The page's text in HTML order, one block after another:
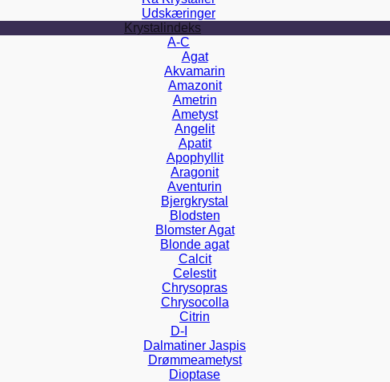
Udskæringer
Krystalindeks
A-C
Agat
Akvamarin
Amazonit
Ametrin
Ametyst
Angelit
Apatit
Apophyllit
Aragonit
Aventurin
Bjergkrystal
Blodsten
Blomster Agat
Blonde agat
Calcit
Celestit
Chrysopras
Chrysocolla
Citrin
D-I
Dalmatiner Jaspis
Drømmeametyst
Dioptase